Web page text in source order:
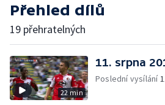
Přehled dílů
19 přehratelných
22 min
11. srpna
Poslední vysílání